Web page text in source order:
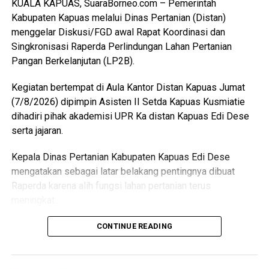
pemotongan unggas dapat berlangsung lebih tertata
memenuhi standar kesehatan masyarakat serta
menghasilkan produk unggas yang lebih bersih serta aman
dikonsumsi,” ujarnya. (Ujg/SB)
Bagikan ke
WhatsApp
Messenger 0 Twitter/X 0
KUALA KAPUAS, SuaraBorneo.com – Pemerintah
Kabupaten Kapuas melalui Dinas Pertanian (Distan)
menggelar Diskusi/FGD awal Rapat Koordinasi dan
Singkronisasi Raperda Perlindungan Lahan Pertanian
Pangan Berkelanjutan (LP2B).
Kegiatan bertempat di Aula Kantor Distan Kapuas Jumat
(7/8/2026) dipimpin Asisten II Setda Kapuas Kusmiatie
dihadiri pihak akademisi UPR Ka distan Kapuas Edi Dese
serta jajaran.
Kepala Dinas Pertanian Kabupaten Kapuas Edi Dese
mengatakan sebagai latar belakang pentingnya dibuat
Raperda karena alih fungsi lahan pertanian terus
“Penyusunan Raperda sebagai dasar perlindungan lahan
CONTINUE READING